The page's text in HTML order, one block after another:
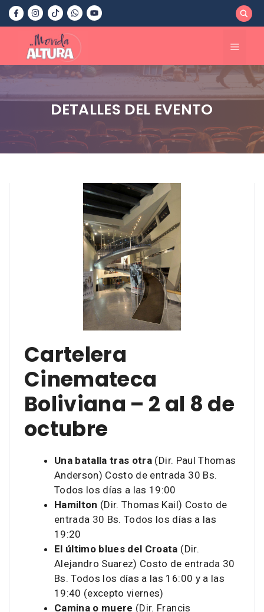
Saltar
contenido
Menú
DETALLES DEL EVENTO
Cartelera
Cinemateca
Boliviana – 2 al 8 de
octubre
Una batalla tras otra (Dir. Paul Thomas
Anderson) Costo de entrada 30 Bs.
Todos los días a las 19:00
Hamilton (Dir. Thomas Kail) Costo de
entrada 30 Bs. Todos los días a las
19:20
El último blues del Croata (Dir.
Alejandro Suarez) Costo de entrada 30
Bs. Todos los días a las 16:00 y a las
19:40 (excepto viernes)
Camina o muere (Dir. Francis